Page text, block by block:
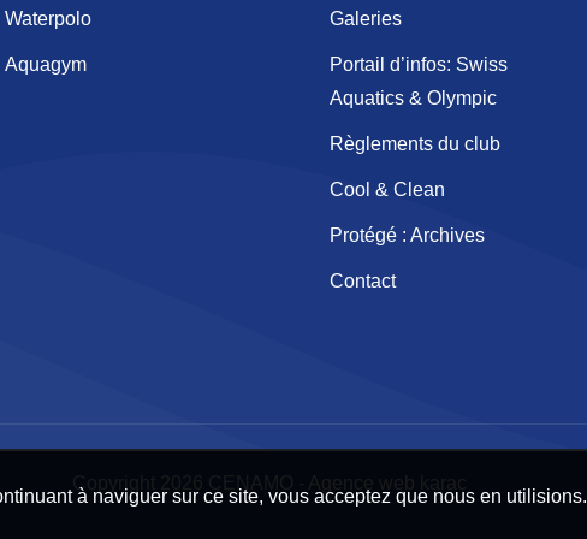
Waterpolo
Aquagym
Galeries
Portail d’infos: Swiss
Aquatics & Olympic
Règlements du club
Cool & Clean
Protégé : Archives
Contact
Copyright 2026 CENAMO -
à naviguer sur ce site, vous acceptez que nous en utilisions.